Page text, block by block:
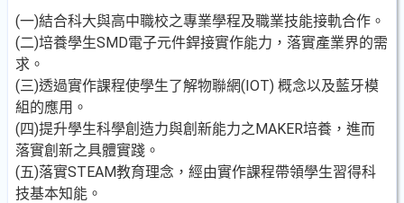
(一)結合科大與高中職校之專業學程及職業技能接軌合作。
(二)培養學生SMD電子元件銲接實作能力，落實產業界的需
求。
(三)透過實作課程使學生了解物聯網(IOT) 概念以及藍牙模
組的應用。
(四)提升學生科學創造力與創新能力之MAKER培養，進而
落實創新之具體實踐。
(五)落實STEAM教育理念，經由實作課程帶領學生習得科
技基本知能。